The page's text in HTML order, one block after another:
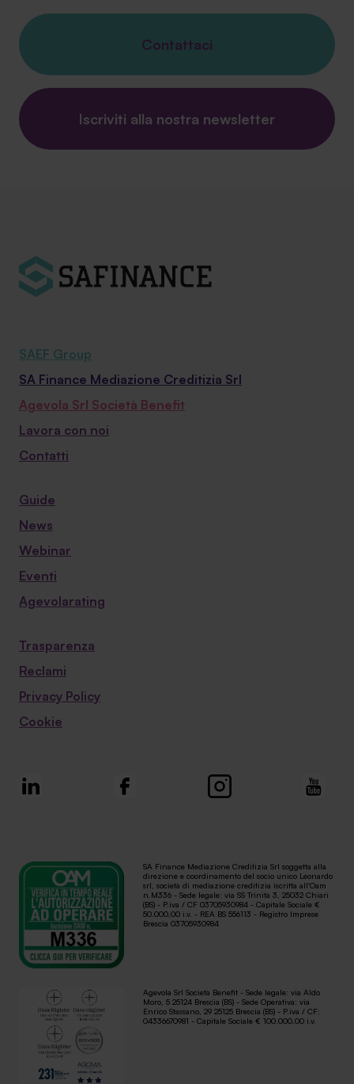
Contattaci
Iscriviti alla nostra newsletter
SAEF Group
SA Finance Mediazione Creditizia Srl
Agevola Srl Società Benefit
Lavora con noi
Contatti
Guide
News
Webinar
Eventi
Agevolarating
Trasparenza
Reclami
Privacy Policy
Cookie
SA Finance Mediazione Creditizia Srl soggetta alla
direzione e coordinamento del socio unico Leonardo
srl, società di mediazione creditizia iscritta all'Oam
n.M336 - Sede legale: via SS Trinità 3, 25032 Chiari
(BS) - P.iva / CF 03705930984 - Capitale Sociale €
50.000,00 i.v. - REA BS 556113 - Registro Imprese
Brescia 03705930984
Agevola Srl Società Benefit - Sede legale: via Aldo
Moro, 5 25124 Brescia (BS) - Sede Operativa: via
Enrico Stassano, 29 25125 Brescia (BS) - P.iva / CF:
04336670981 - Capitale Sociale € 100.000,00 i.v.